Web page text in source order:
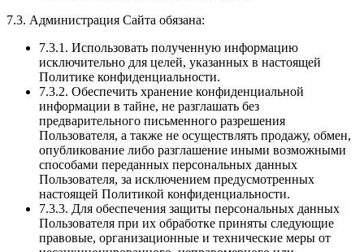
7.3. Администрация Сайта обязана:
7.3.1. Использовать полученную информацию
исключительно для целей, указанных в настоящей
Политике конфиденциальности.
7.3.2. Обеспечить хранение конфиденциальной
информации в тайне, не разглашать без
предварительного письменного разрешения
Пользователя, а также не осуществлять продажу, обмен,
опубликование либо разглашение иными возможными
способами переданных персональных данных
Пользователя, за исключением предусмотренных
настоящей Политикой конфиденциальности.
7.3.3. Для обеспечения защиты персональных данных
Пользователя при их обработке приняты следующие
правовые, организационные и технические меры от